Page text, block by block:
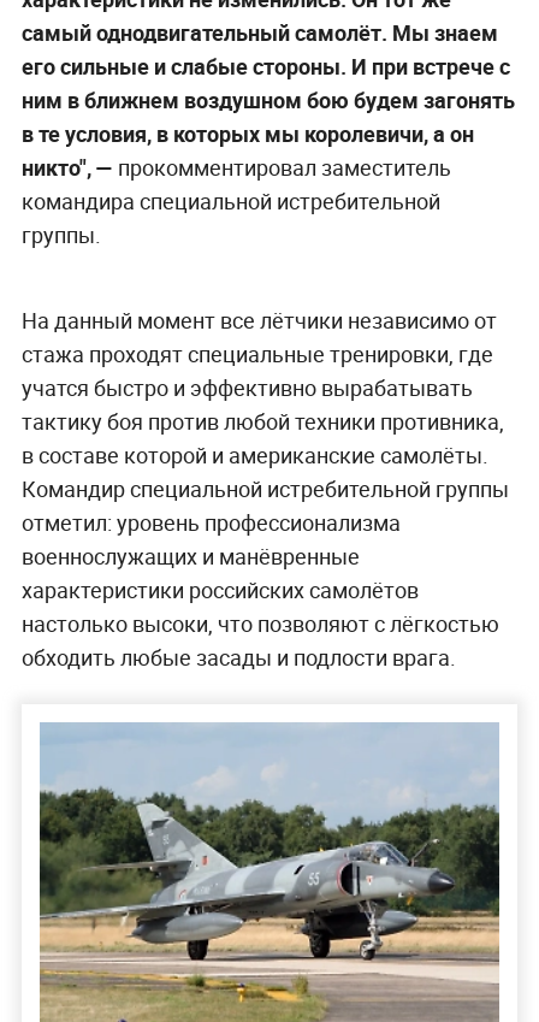
самый однодвигательный самолёт. Мы знаем
его сильные и слабые стороны. И при встрече с
ним в ближнем воздушном бою будем загонять
в те условия, в которых мы королевичи, а он
никто", — прокомментировал заместитель
командира специальной истребительной
группы.
На данный момент все лётчики независимо от
стажа проходят специальные тренировки, где
учатся быстро и эффективно вырабатывать
тактику боя против любой техники противника,
в составе которой и американские самолёты.
Командир специальной истребительной группы
отметил: уровень профессионализма
военнослужащих и манёвренные
характеристики российских самолётов
настолько высоки, что позволяют с лёгкостью
обходить любые засады и подлости врага.